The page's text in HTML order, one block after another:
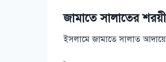
জামাতে সালাতের
ইসলামে জামাতে সালাত